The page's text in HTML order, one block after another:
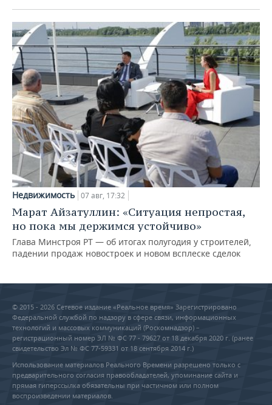
Недвижимость 07 авг, 17:32
Марат Айзатуллин: «Ситуация непростая,
но пока мы держимся устойчиво»
Глава Минстроя РТ — об итогах полугодия у строителей,
падении продаж новостроек и новом всплеске сделок
© 2015 - 2026 Сетевое издание «Реальное время» Зарегистрировано
Федеральной службой по надзору в сфере связи, информационных
технологий и массовых коммуникаций (Роскомнадзор) –
регистрационный номер ЭЛ № ФС 77 - 79627 от 18 декабря 2020 г. (ранее
свидетельство Эл № ФС 77-59331 от 18 сентября 2014 г.)
Использование материалов Реального Времени разрешено только с
предварительного согласия правообладателей, упоминание сайта и
прямая гиперссылка обязательны при частичном или полном
воспроизведении материалов.